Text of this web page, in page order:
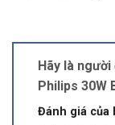
Hãy là
Philips 30W
Đánh giá của